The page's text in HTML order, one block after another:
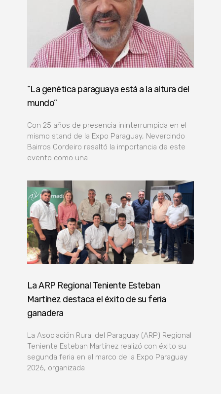
“La genética paraguaya está a la altura del
mundo”
Con 25 años de presencia ininterrumpida en el
mismo stand de la Expo Paraguay, Nevercindo
Bairros Cordeiro resaltó la importancia de este
evento como una
La ARP Regional Teniente Esteban
Martínez destaca el éxito de su feria
ganadera
La Asociación Rural del Paraguay (ARP) Regional
Teniente Esteban Martínez realizó con éxito su
segunda feria en el marco de la Expo Paraguay
2026, organizada